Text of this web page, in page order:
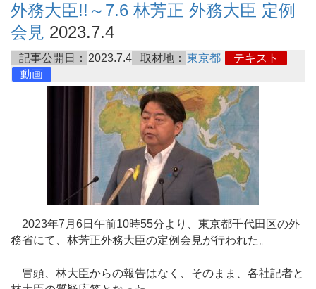
外務大臣!!～7.6 林芳正 外務大臣 定例
会見 2023.7.4
記事公開日： 2023.7.4 取材地： 東京都
テキスト
動画
2023年7月6日午前10時55分より、東京都千代田区の外
務省にて、林芳正外務大臣の定例会見が行われた。
冒頭、林大臣からの報告はなく、そのまま、各社記者と